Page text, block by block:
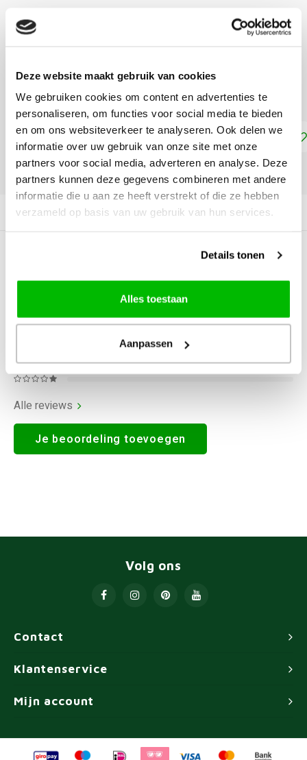
Deze website maakt gebruik van cookies
We gebruiken cookies om content en advertenties te
personaliseren, om functies voor social media te bieden
en om ons websiteverkeer te analyseren. Ook delen we
informatie over uw gebruik van onze site met onze
partners voor social media, adverteren en analyse. Deze
partners kunnen deze gegevens combineren met andere
informatie die u aan ze heeft verstrekt of die ze hebben
verzameld op basis van uw gebruik van hun services.
Details tonen
Alles toestaan
Aanpassen
€8,10
Amsterdam Acrylic Ink Fles 30 ml Olijfgroen Donker 622
Lees meer
Toevoegen aan winkelwagen
Productomschrijving
Alle reviews
Je beoordeling toevoegen
Contact
Volg ons
Klantenservice
Mijn account